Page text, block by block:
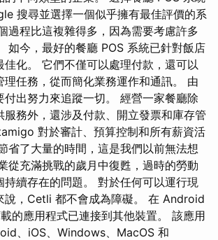
搜尋並選擇一個似乎擁有最佳評價的系
過程比這複雜得多，因為需要考慮許多
如今，最好的餐廳 POS 系統已針對飯店
佳化。 它們不僅可以處理付款，還可以
理任務，從而簡化業務運作和通訊。 由
付出努力來追蹤一切。 經營一家餐廳除
服務外，還涉及付款、開立發票和庫存管
對於審計、預算控制和所有薪資活
省了大量的時間，這是我們以前無法想
從充滿挑戰的歲月中復甦，過時的勞動
持續存在的問題。 對於任何可以運行現
說，Cetli 都不會成為障礙。 在 Android
的應用程式已連接到其他裝置。 該應用
、iOS、Windows、MacOS 和